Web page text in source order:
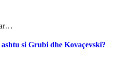
si Grubi dhe Kovaçevski?